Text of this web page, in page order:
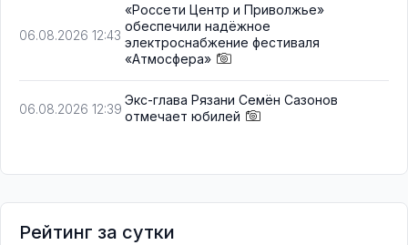
06.08.2026 12:43
«Россети Центр и Приволжье»
обеспечили надёжное
электроснабжение фестиваля
«Атмосфера»
06.08.2026 12:39
Экс-глава Рязани Семён Сазонов
отмечает юбилей
Рейтинг за сутки